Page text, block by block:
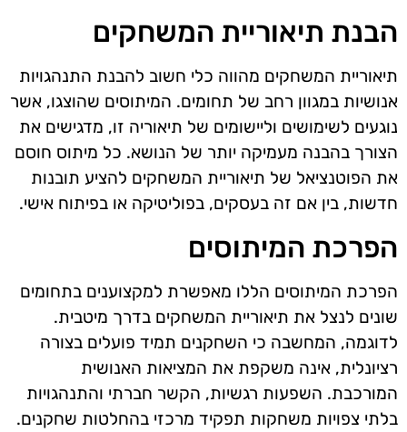
הבנת תיאוריית המשחקים
תיאוריית המשחקים מהווה כלי חשוב להבנת התנהגויות
אנושיות במגוון רחב של תחומים. המיתוסים שהוצגו, אשר
נוגעים לשימושים וליישומים של תיאוריה זו, מדגישים את
הצורך בהבנה מעמיקה יותר של הנושא. כל מיתוס חוסם
את הפוטנציאל של תיאוריית המשחקים להציע תובנות
חדשות, בין אם זה בעסקים, בפוליטיקה או בפיתוח אישי.
הפרכת המיתוסים
הפרכת המיתוסים הללו מאפשרת למקצוענים בתחומים
שונים לנצל את תיאוריית המשחקים בדרך מיטבית.
לדוגמה, המחשבה כי השחקנים תמיד פועלים בצורה
רציונלית, אינה משקפת את המציאות האנושית
המורכבת. השפעות רגשיות, הקשר חברתי והתנהגויות
בלתי צפויות משחקות תפקיד מרכזי בהחלטות שחקנים.